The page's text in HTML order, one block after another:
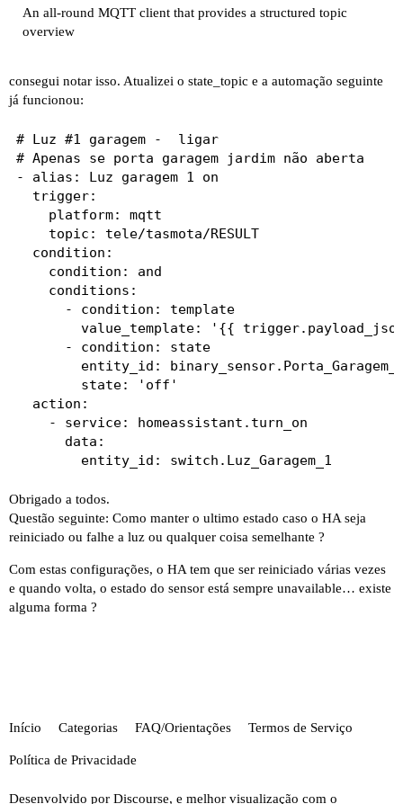
An all-round MQTT client that provides a structured topic
overview
consegui notar isso. Atualizei o state_topic e a automação seguinte
já funcionou:
# Luz #1 garagem -  ligar
# Apenas se porta garagem jardim não aberta
- alias: Luz garagem 1 on
  trigger:
    platform: mqtt
    topic: tele/tasmota/RESULT
  condition:
    condition: and
    conditions:
      - condition: template
value_template: '{{
      - condition: state
entity_id:
        state: 'off'
  action:
    - service: homeassistant.turn_on
      data:
Obrigado a todos.
Questão seguinte: Como manter o ultimo estado caso o HA seja
reiniciado ou falhe a luz ou qualquer coisa semelhante ?
Com estas configurações, o HA tem que ser reiniciado várias vezes
e quando volta, o estado do sensor está sempre unavailable… existe
alguma forma ?
Início Categorias FAQ/Orientações Termos de Serviço
Política de Privacidade
Desenvolvido por Discourse, e melhor visualização com o